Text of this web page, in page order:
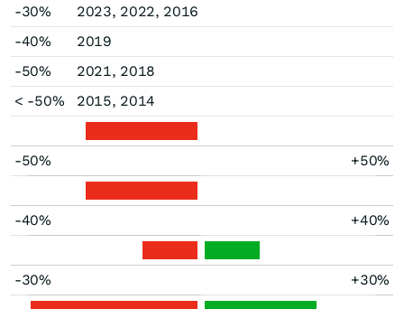
-30%
2023, 2022, 2016
-40%
2019
-50%
2021, 2018
< -50%
2015, 2014
-50% +50%
-40% +40%
-30% +30%